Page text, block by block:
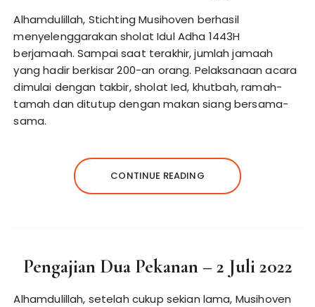
Alhamdulillah, Stichting Musihoven berhasil
menyelenggarakan sholat Idul Adha 1443H
berjamaah. Sampai saat terakhir, jumlah jamaah
yang hadir berkisar 200-an orang. Pelaksanaan acara
dimulai dengan takbir, sholat Ied, khutbah, ramah-
tamah dan ditutup dengan makan siang bersama-
sama.
CONTINUE READING
Pengajian Dua Pekanan – 2 Juli 2022
Alhamdulillah, setelah cukup sekian lama, Musihoven